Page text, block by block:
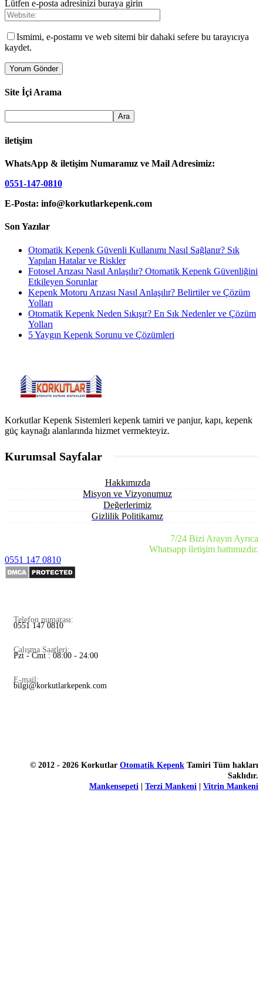
Lütfen e-posta adresinizi buraya girin
Ismimi, e-postamı ve web sitemi bir dahaki sefere bu tarayıcıya
kaydet.
Site İçi Arama
iletişim
WhatsApp & iletişim Numaramız ve Mail Adresimiz:
0551-147-0810
E-Posta: info@korkutlarkepenk.com
Son Yazılar
Otomatik Kepenk Güvenli Kullanımı Nasıl Sağlanır? Sık
Yapılan Hatalar ve Riskler
Fotosel Arızası Nasıl Anlaşılır? Otomatik Kepenk Güvenliğini
Etkileyen Sorunlar
Kepenk Motoru Arızası Nasıl Anlaşılır? Belirtiler ve Çözüm
Yolları
Otomatik Kepenk Neden Sıkışır? En Sık Nedenler ve Çözüm
Yolları
5 Yaygın Kepenk Sorunu ve Çözümleri
Korkutlar Kepenk Sistemleri kepenk tamiri ve panjur, kapı, kepenk
güç kaynağı alanlarında hizmet vermekteyiz.
Kurumsal Sayfalar
Hakkımızda
Misyon ve Vizyonumuz
Değerlerimiz
Gizlilik Politikamız
7/24 Bizi Arayın Ayrıca
Whatsapp iletişim hattımızdır.
0551 147 0810
Telefon numarası:
0551 147 0810
Çalışma Saatleri:
Pzt - Cmt : 08:00 - 24:00
E-mail:
bilgi@korkutlarkepenk.com
© 2012 - 2026 Korkutlar Otomatik Kepenk Tamiri Tüm hakları
Saklıdır.
Mankensepeti | Terzi Mankeni | Vitrin Mankeni